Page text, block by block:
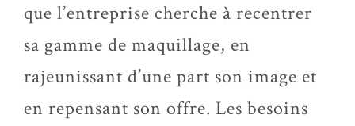
que l’entreprise cherche à recentrer
sa gamme de maquillage, en
rajeunissant d’une part son image et
en repensant son offre. Les besoins